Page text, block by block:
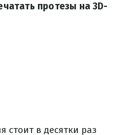
протезы на 3D-
стоит в десятки раз